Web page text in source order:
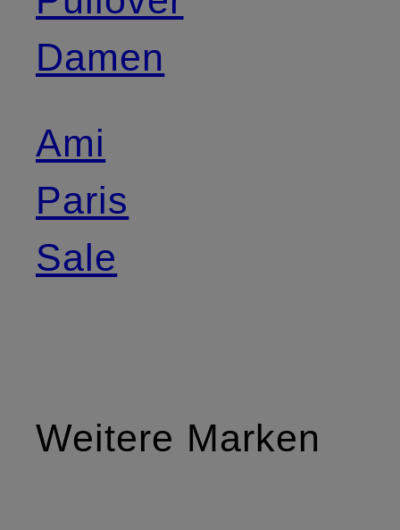
Damen
Ami
Paris
Sale
Weitere Marken